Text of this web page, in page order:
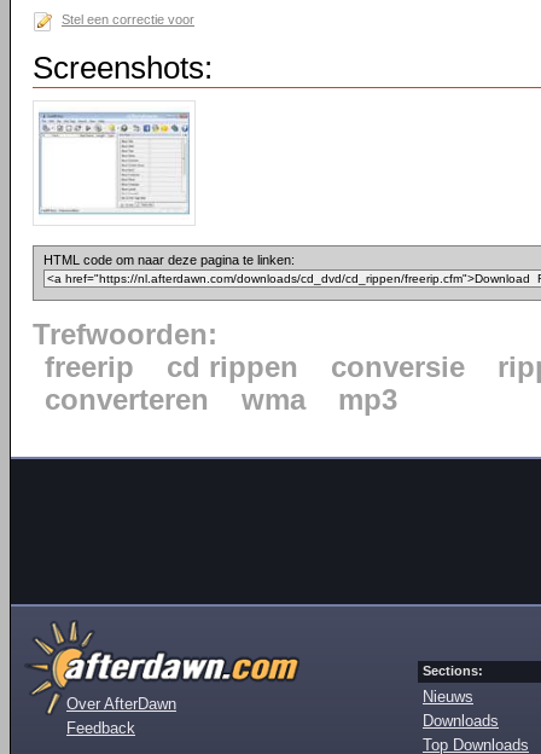
Stel een correctie voor
Screenshots:
HTML code om naar deze pagina te linken:
Trefwoorden:
freerip
cd rippen conversie
converteren
wma mp3
Over AfterDawn
Feedback
Sections:
Nieuws
Downloads
Top Downloads